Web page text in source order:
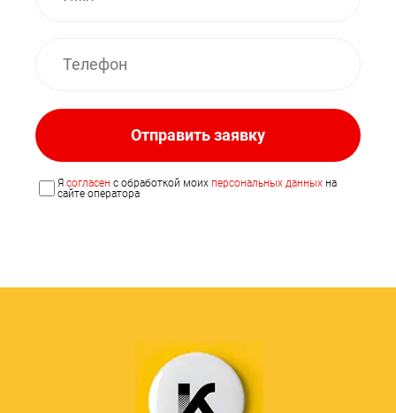
Отправить заявку
Я согласен с обработкой моих персональных данных на
сайте оператора